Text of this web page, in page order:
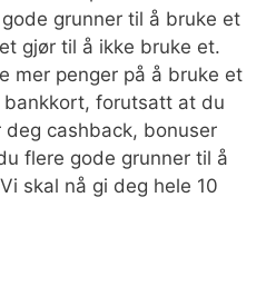
grunner til å bruke et
gjør til å ikke bruke et.
mer penger på å bruke et
forutsatt at du
cashback, bonuser
flere gode grunner til å
skal nå gi deg hele 10